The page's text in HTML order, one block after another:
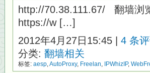
http://70.38.111.67/ 翻墙浏
https://w […]
2012年4月27日15:45 | 4 条
分类: 翻墙相关
标签: aesp,AutoProxy, Freelan, IPWhizIP,